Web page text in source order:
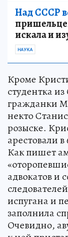
Над СССР
искала и
НАУКА
Кроме
студентка
гражданки
некто
розыске.
арестовали
Как пишет
адвокатов и
испугана и
заполнила
Очевидно,